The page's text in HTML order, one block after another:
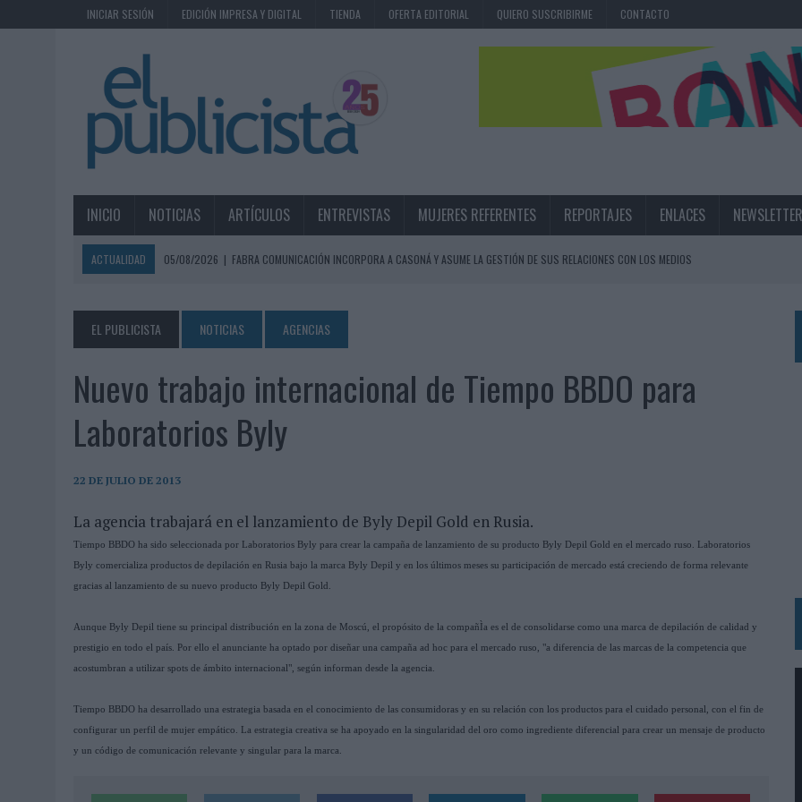
INICIAR SESIÓN EDICIÓN IMPRESA Y DIGITAL TIENDA OFERTA EDITORIAL QUIERO SUSCRIBIRME CONTACTO
INICIO NOTICIAS ARTÍCULOS ENTREVISTAS MUJERES REFERENTES REPORTAJES ENLACES NEWSLETTER
ACTUALIDAD 05/08/2026 | FABRA COMUNICACIÓN INCORPORA A CASONÁ Y ASUME LA GESTIÓN DE SUS RELACIONES CON LOS MEDIOS
MONEDA”
‘EL PARAÍSO MÁS CERCA’, DE 22GRADOS PARA LOPESAN HOTELS & RESORTS
04/08/2026
‘LA ÚNICA CERVEZA DEL MUNDO QUE SE DISFRUTA DOS VECES’, DE INUSUALY PARA CERVEZA CAPAZ
04/08/2026
‘EL FÚTBOL SIN LAS PERSONAS’, DE DENTSU CREATIVE PARA ORANGE
04/08/2026 | AUDIBLE REIVINDICA EL PODER TRANSFORMADOR DEL AUDIO EN SU NUEVA CAMPAÑA GLOBAL DE MARCA
03/08/2026
‘VUELVE EL FÚTBOL. VUELVE A SOÑAR’, DE VML PARA MOVISTAR
03/08/2026 | MOVISTAR APELA A LA ILUSIÓN DE LAS AFICIONES PARA EL REGRESO DEL FÚTBOL
03/08/2026 | KFC CONVIERTE LOS UBER EN UN HOMENAJE AL UNIVERSO DE 'LOS SIMPSON'
03/08/2026 | BACK MARKET PONE A LA MADRE DE SU FUNDADOR COMO AVAL DE SU CALIDAD
03/08/2026
|
PRESENTADO EL JURADO DE LOS PREMIOS DE MARKETING Y COMUNICACIÓN EN EL SECTOR ASEGURADOR 2026
31/07/2026 | ‘FROZEN DUNKIN’ X CALIPPO®’, AUTOPRODUCCIÓN DE DUNKIN’
31/07/2026 | WPP MEDIA SUMA A SU EQUIPO A JUAN ANTONIO ORTIZ COMO MEDIA MANAGEMENT & DELIVERY PRESIDENT
EL PUBLICISTA NOTICIAS AGENCIAS
Nuevo trabajo internacional de Tiempo BBDO para
Laboratorios Byly
22 DE JULIO DE 2013
La agencia trabajará en el lanzamiento de Byly Depil Gold en Rusia.
Tiempo BBDO ha sido seleccionada por Laboratorios Byly para crear la campaña de lanzamiento de su producto Byly Depil Gold en el mercado ruso. Laboratorios
Byly comercializa productos de depilación en Rusia bajo la marca Byly Depil y en los últimos meses su participación de mercado está creciendo de forma relevante
gracias al lanzamiento de su nuevo producto Byly Depil Gold.
Aunque Byly Depil tiene su principal distribución en la zona de Moscú, el propósito de la compañÌa es el de consolidarse como una marca de depilación de calidad y
prestigio en todo el país. Por ello el anunciante ha optado por diseñar una campaña ad hoc para el mercado ruso, "a diferencia de las marcas de la competencia que
acostumbran a utilizar spots de ámbito internacional", según informan desde la agencia.
Tiempo BBDO ha desarrollado una estrategia basada en el conocimiento de las consumidoras y en su relación con los productos para el cuidado personal, con el fin de
configurar un perfil de mujer empático. La estrategia creativa se ha apoyado en la singularidad del oro como ingrediente diferencial para crear un mensaje de producto
y un código de comunicación relevante y singular para la marca.